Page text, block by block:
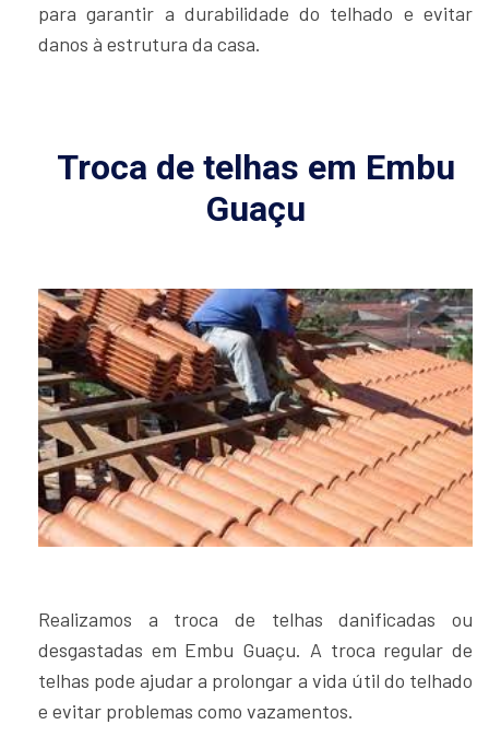
para garantir a durabilidade do telhado e evitar
danos à estrutura da casa.
Troca de telhas em Embu
Guaçu
Realizamos a troca de telhas danificadas ou
desgastadas em Embu Guaçu. A troca regular de
telhas pode ajudar a prolongar a vida útil do telhado
e evitar problemas como vazamentos.